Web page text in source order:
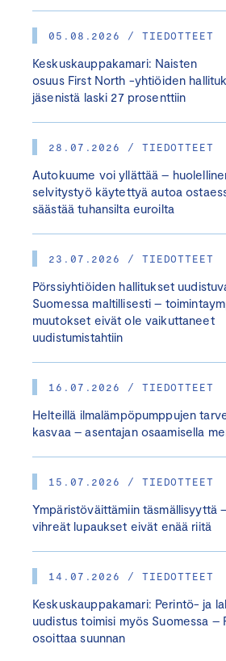
05.08.2026 / TIEDOTTEET
Keskuskauppakamari: Naisten
osuus First North -yhtiöiden
jäsenistä laski 27 prosenttiin
28.07.2026 / TIEDOTTEET
Autokuume voi yllättää –
selvitystyö käytettyä autoa
säästää tuhansilta euroilta
23.07.2026 / TIEDOTTEET
Pörssiyhtiöiden hallitukset
Suomessa maltillisesti –
muutokset eivät ole vaikuttaneet
uudistumistahtiin
16.07.2026 / TIEDOTTEET
Helteillä ilmalämpöpumppujen
kasvaa – asentajan osaamisella
15.07.2026 / TIEDOTTEET
Ympäristöväittämiin täsmällisyyttä
vihreät lupaukset eivät enää riitä
14.07.2026 / TIEDOTTEET
Keskuskauppakamari: Perintö- ja
uudistus toimisi myös Suomessa –
osoittaa suunnan